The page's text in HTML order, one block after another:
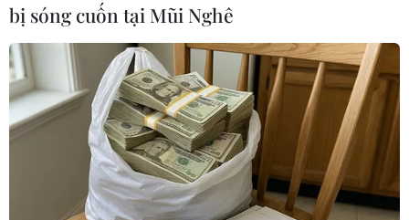
bị sóng cuốn tại Mũi Nghê